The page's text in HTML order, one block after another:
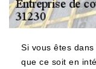
Si vous êtes
que ce soit en